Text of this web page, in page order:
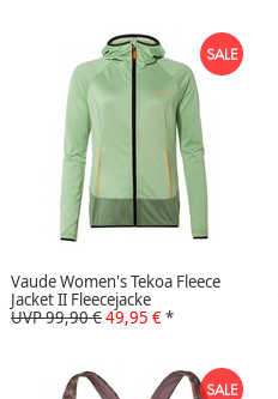
Vaude Women's Tekoa Fleece
Jacket II Fleecejacke
UVP 99,90 €49,95 €*